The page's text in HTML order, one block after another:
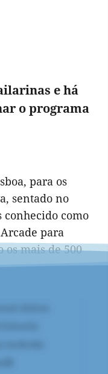
e há
o programa
para os
sentado no
conhecido como
para
mais de 500